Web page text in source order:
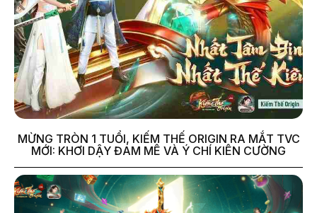
MỪNG TRÒN 1 TUỔI, KIẾM THẾ ORIGIN RA MẮT TVC
MỚI: KHƠI DẬY ĐAM MÊ VÀ Ý CHÍ KIÊN CƯỜNG